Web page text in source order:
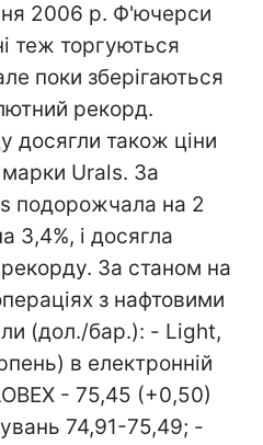
2006 р. Ф'ючерси
теж торгуються
поки зберігаються
рекорд.
досягли також ціни
Urals. За
подорожчала на 2
3,4%, і досягла
рекорду. За станом на
з нафтовими
(дол./бар.): - Light,
в електронній
- 75,45 (+0,50)
74,91-75,49; -